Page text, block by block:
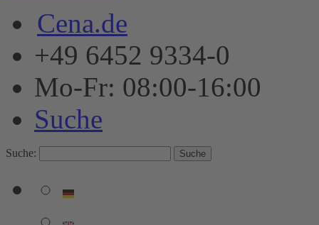
Cena.de
+49 6452 9334-0
Mo-Fr: 08:00-16:00
Suche
Suche: Suche